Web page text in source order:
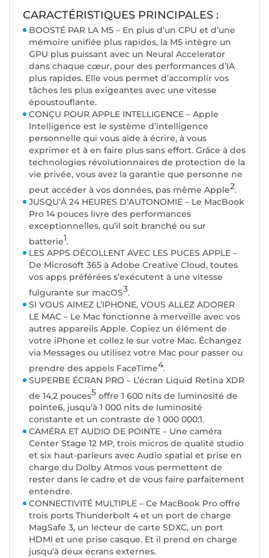
CARACTÉRISTIQUES PRINCIPALES :
BOOSTÉ PAR LA M5 – En plus d’un CPU et d’une
mémoire unifiée plus rapides, la M5 intègre un
GPU plus puissant avec un Neural Accelerator
dans chaque cœur, pour des performances d’IA
plus rapides. Elle vous permet d’accomplir vos
tâches les plus exigeantes avec une vitesse
époustouflante.
CONÇU POUR APPLE INTELLIGENCE – Apple
Intelligence est le système d’intelligence
personnelle qui vous aide à écrire, à vous
exprimer et à en faire plus sans effort. Grâce à des
technologies révolutionnaires de protection de la
vie privée, vous avez la garantie que personne ne
peut accéder à vos données, pas même Apple2.
JUSQU’À 24 HEURES D’AUTONOMIE – Le MacBook
Pro 14 pouces livre des performances
exceptionnelles, qu’il soit branché ou sur
batterie1.
LES APPS DÉCOLLENT AVEC LES PUCES APPLE –
De Microsoft 365 à Adobe Creative Cloud, toutes
vos apps préférées s’exécutent à une vitesse
fulgurante sur macOS3.
SI VOUS AIMEZ L’IPHONE, VOUS ALLEZ ADORER
LE MAC – Le Mac fonctionne à merveille avec vos
autres appareils Apple. Copiez un élément de
votre iPhone et collez le sur votre Mac. Échangez
via Messages ou utilisez votre Mac pour passer ou
prendre des appels FaceTime4.
SUPERBE ÉCRAN PRO – L’écran Liquid Retina XDR
de 14,2 pouces5 offre 1 600 nits de luminosité de
pointe6, jusqu’à 1 000 nits de luminosité
constante et un contraste de 1 000 000:1.
CAMÉRA ET AUDIO DE POINTE – Une caméra
Center Stage 12 MP, trois micros de qualité studio
et six haut-parleurs avec Audio spatial et prise en
charge du Dolby Atmos vous permettent de
rester dans le cadre et de vous faire parfaitement
entendre.
CONNECTIVITÉ MULTIPLE – Ce MacBook Pro offre
trois ports Thunderbolt 4 et un port de charge
MagSafe 3, un lecteur de carte SDXC, un port
HDMI et une prise casque. Et il prend en charge
jusqu’à deux écrans externes.